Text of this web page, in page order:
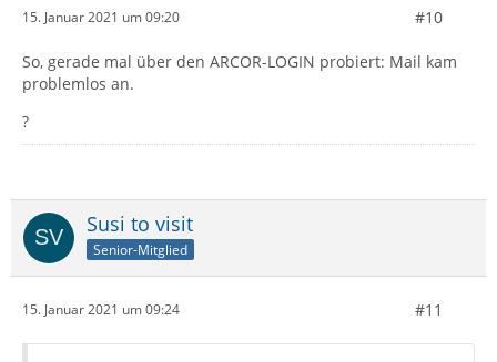
15. Januar 2021 um 09:20 #10
So, gerade mal über den ARCOR-LOGIN probiert: Mail kam
problemlos an.
?
Susi to visit
Senior-Mitglied
15. Januar 2021 um 09:24 #11